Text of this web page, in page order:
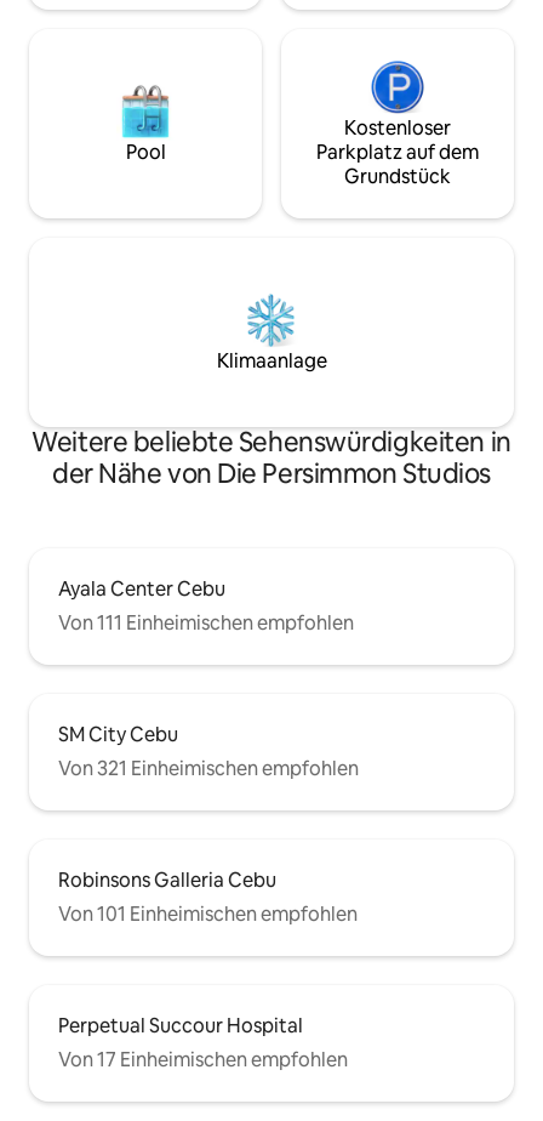
Wasser erreichen. 3 Minuten zu Fuß zum
zum Flughafen Mactan 50 Minuten.
Pool
Kostenloser
Parkplatz auf dem
Grundstück
Klimaanlage
Weitere beliebte Sehenswürdigkeiten in
der Nähe von Die Persimmon Studios
Ayala Center Cebu
Von 111 Einheimischen empfohlen
SM City Cebu
Von 321 Einheimischen empfohlen
Robinsons Galleria Cebu
Von 101 Einheimischen empfohlen
Perpetual Succour Hospital
Von 17 Einheimischen empfohlen